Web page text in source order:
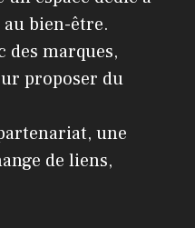
bien-être.
des marques,
proposer du
une
de liens,